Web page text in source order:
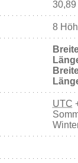
30,89
8
UTC